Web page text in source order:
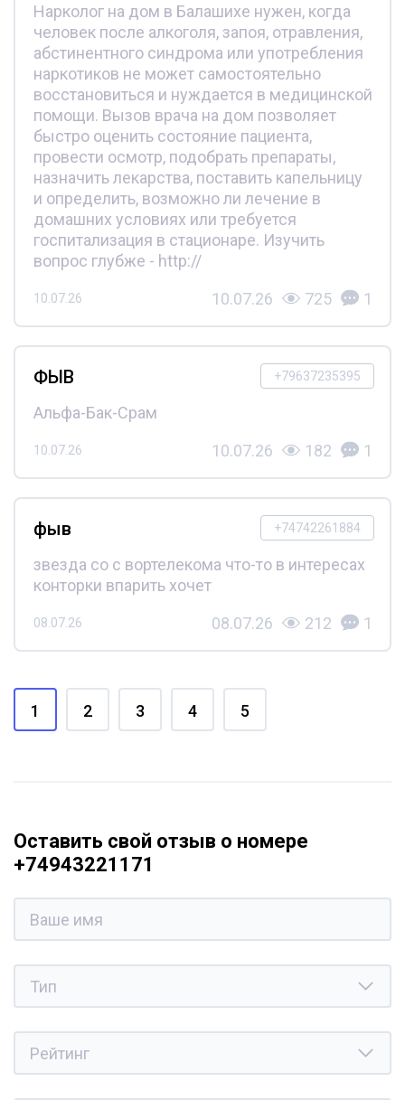
Нарколог на дом в Балашихе нужен, когда
человек после алкоголя, запоя, отравления,
абстинентного синдрома или употребления
наркотиков не может самостоятельно
восстановиться и нуждается в медицинской
помощи. Вызов врача на дом позволяет
быстро оценить состояние пациента,
провести осмотр, подобрать препараты,
назначить лекарства, поставить капельницу
и определить, возможно ли лечение в
домашних условиях или требуется
госпитализация в стационаре. Изучить
вопрос глубже - http://
10.07.26 10.07.26 725 1
+79637235395
ФЫВ
Альфа-Бак-Срам
10.07.26 10.07.26 182 1
+74742261884
фыв
звезда со с вортелекома что-то в интересах
конторки впарить хочет
08.07.26 08.07.26 212 1
1 2 3 4 5
Оставить свой отзыв о номере
+74943221171